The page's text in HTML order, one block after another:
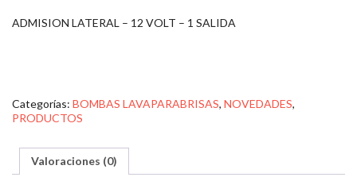
ADMISION LATERAL – 12 VOLT – 1 SALIDA
Categorías: BOMBAS LAVAPARABRISAS, NOVEDADES,
PRODUCTOS
Valoraciones (0)